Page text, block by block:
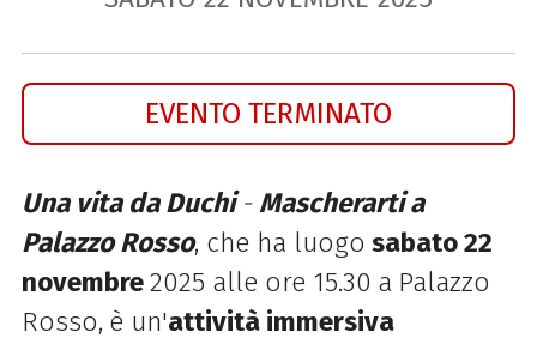
EVENTO TERMINATO
Una vita da Duchi- Mascherarti a
Palazzo Rosso, che ha luogo sabato 22
novembre2025 alle ore 15.30 a Palazzo
Rosso, è un'attività immersiva